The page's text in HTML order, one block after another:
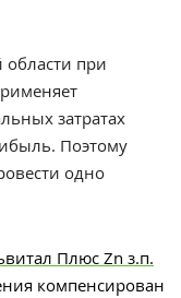
при
затратах
Поэтому
одно
Плюс Zn з.п.
компенсирован